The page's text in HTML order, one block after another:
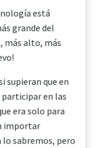
está
grande del
más alto, más
supieran que en
en las
era solo para
importar
lo sabremos, pero